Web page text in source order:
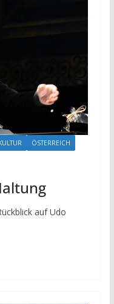
ÖSTERREICH
auf Udo